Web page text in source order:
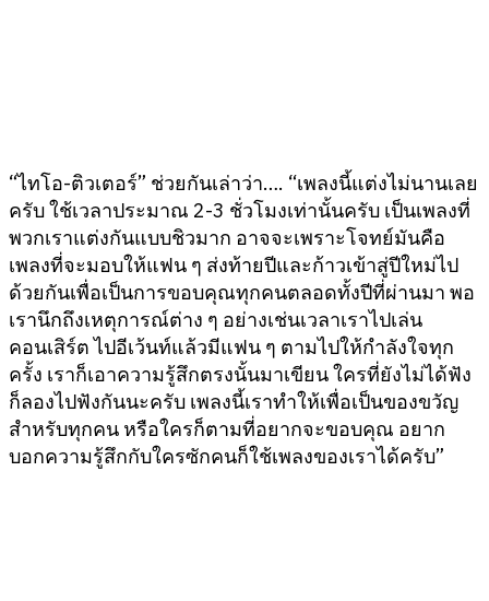
“ไทโอ-ติวเตอร์” ช่วยกันเล่าว่า…. “เพลงนี้แต่งไม่นานเลย
ครับ ใช้เวลาประมาณ 2-3 ชั่วโมงเท่านั้นครับ เป็นเพลงที่
พวกเราแต่งกันแบบชิวมาก อาจจะเพราะโจทย์มันคือ
เพลงที่จะมอบให้แฟน ๆ ส่งท้ายปีและก้าวเข้าสู่ปีใหม่ไป
ด้วยกันเพื่อเป็นการขอบคุณทุกคนตลอดทั้งปีที่ผ่านมา พอ
เรานึกถึงเหตุการณ์ต่าง ๆ อย่างเช่นเวลาเราไปเล่น
คอนเสิร์ต ไปอีเว้นท์แล้วมีแฟน ๆ ตามไปให้กำลังใจทุก
ครั้ง เราก็เอาความรู้สึกตรงนั้นมาเขียน ใครที่ยังไม่ได้ฟัง
ก็ลองไปฟังกันนะครับ เพลงนี้เราทำให้เพื่อเป็นของขวัญ
สำหรับทุกคน หรือใครก็ตามที่อยากจะขอบคุณ อยาก
บอกความรู้สึกกับใครซักคนก็ใช้เพลงของเราได้ครับ”